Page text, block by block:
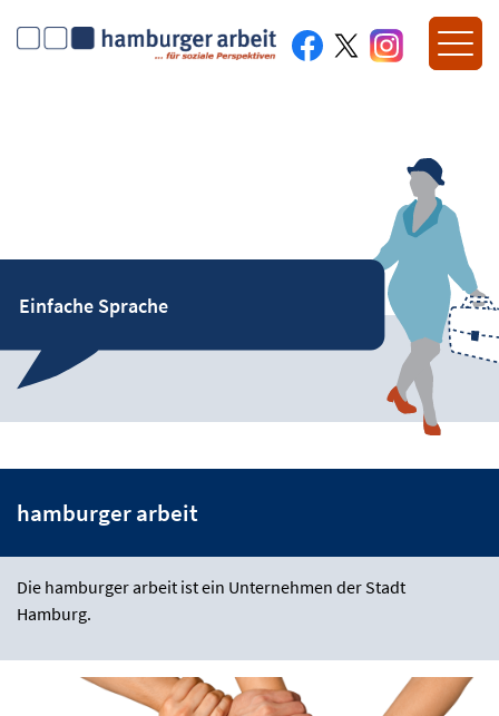
Einfache Sprache
hamburger arbeit
Die hamburger arbeit ist ein Unternehmen der Stadt
Hamburg.